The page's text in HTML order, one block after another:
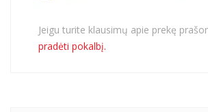
Jeigu turite klausimų apie prekę
pradėti pokalbį.